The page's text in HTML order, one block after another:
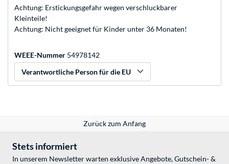
Achtung: Erstickungsgefahr wegen verschluckbarer
Kleinteile!
Achtung: Nicht geeignet für Kinder unter 36 Monaten!
WEEE-Nummer 54978142
Verantwortliche Person für die EU
Zurück zum Anfang
Stets informiert
In unserem Newsletter warten exklusive Angebote, Gutschein- &